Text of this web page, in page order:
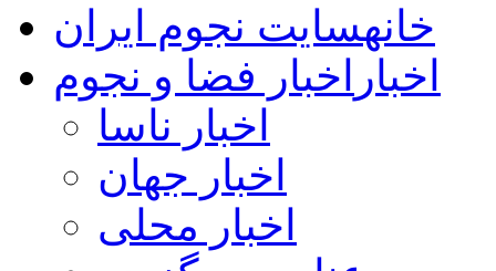
خانهسایت نجوم ایران
اخبار اخبار فضا و نجوم
اخبار ناسا
اخبار جهان
اخبار محلی